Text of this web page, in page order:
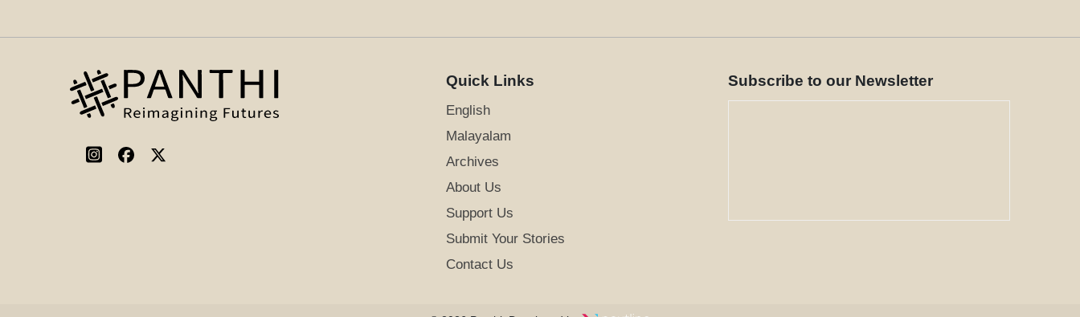
Quick Links
English
Malayalam
Archives
About Us
Support Us
Submit Your Stories
Contact Us
Subscribe to our Newsletter